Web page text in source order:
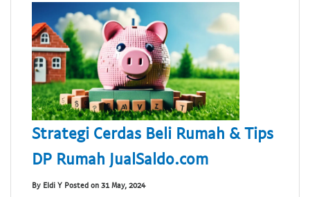
Strategi Cerdas Beli Rumah & Tips
DP Rumah JualSaldo.com
By Eldi Y Posted on 31 May, 2024